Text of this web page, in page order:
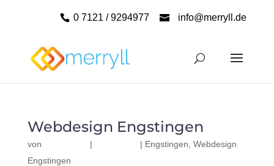
0 7121 / 9294977 info@merryll.de
Webdesign Engstingen
von | | Engstingen Webdesign
Engstingen